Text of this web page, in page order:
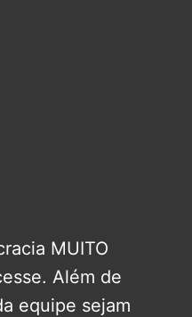
MUITO
Além de
equipe sejam